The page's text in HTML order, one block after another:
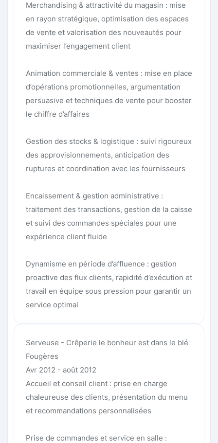
Merchandising & attractivité du magasin : mise
en rayon stratégique, optimisation des espaces
de vente et valorisation des nouveautés pour
maximiser l’engagement client
Animation commerciale & ventes : mise en place
d’opérations promotionnelles, argumentation
persuasive et techniques de vente pour booster
le chiffre d’affaires
Gestion des stocks & logistique : suivi rigoureux
des approvisionnements, anticipation des
ruptures et coordination avec les fournisseurs
Encaissement & gestion administrative :
traitement des transactions, gestion de la caisse
et suivi des commandes spéciales pour une
expérience client fluide
Dynamisme en période d’affluence : gestion
proactive des flux clients, rapidité d’exécution et
travail en équipe sous pression pour garantir un
service optimal
Serveuse - Crêperie le bonheur est dans le blé
Fougères
Avr 2012 - août 2012
Accueil et conseil client : prise en charge
chaleureuse des clients, présentation du menu
et recommandations personnalisées
Prise de commandes et service en salle :